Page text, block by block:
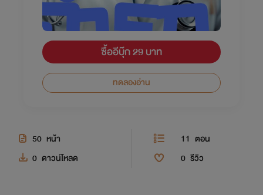
ซื้ออีบุ๊ก 29 บาท
ทดลองอ่าน
50 หน้า 11 ตอน
0 ดาวน์โหลด 0 รีวิว